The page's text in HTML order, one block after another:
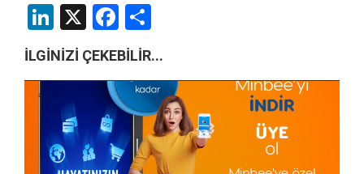
LinkedIn
X Facebook
İLGİNİZİ ÇEKEBİLİR...